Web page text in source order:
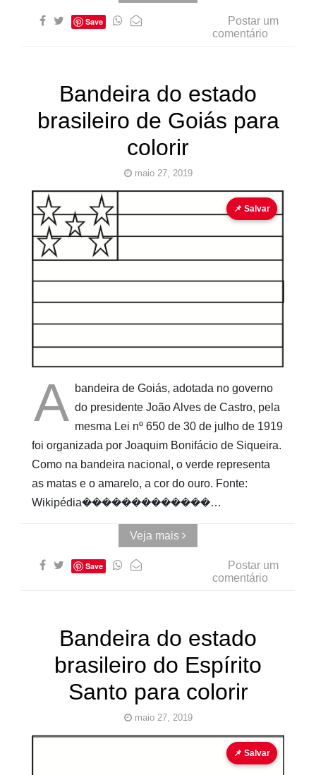
Save
Postar um
comentário
Bandeira do estado
brasileiro de Goiás para
colorir
maio 27, 2019
bandeira bandeira para colorir
AUwe
📌 Salvar
A bandeira de Goiás, adotada no governo
do presidente João Alves de Castro, pela
mesma Lei nº 650 de 30 de julho de 1919
foi organizada por Joaquim Bonifácio de Siqueira.
Como na bandeira nacional, o verde representa
as matas e o amarelo, a cor do ouro. Fonte:
Wikipédia�������������…
Veja mais
Save
Postar um
comentário
Bandeira do estado
brasileiro do Espírito
Santo para colorir
maio 27, 2019
📌 Salvar